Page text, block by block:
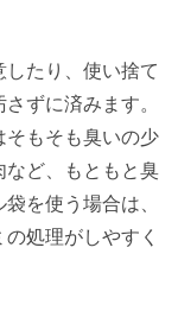
たり、使い捨て
ずに済みます。
そもそも臭いの少
など、もともと臭
を使う場合は、
処理がしやすく